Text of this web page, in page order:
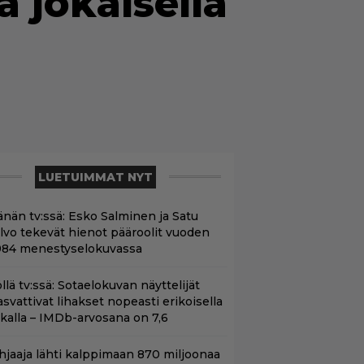
LUETUIMMAT NYT
tv:ssä: Esko Salminen ja Satu
tekevät hienot pääroolit vuoden
menestyselokuvassa
tv:ssä: Sotaelokuvan näyttelijät
lihakset nopeasti erikoisella
– IMDb-arvosana on 7,6
lähti kalppimaan 870 miljoonaa